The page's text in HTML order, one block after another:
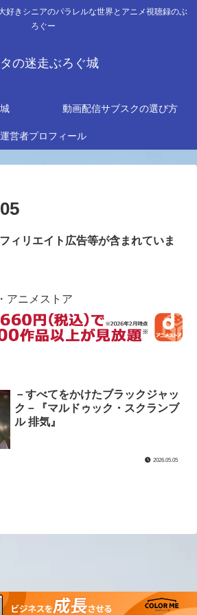
きシニアのパラレルな世界とアニメ視聴録のぶ
ろぐー
の迷走ぶろぐ城
動画配信サブスクの選び方
運営者プロフィール
ィリエイト広告等が含まれていま
アニメストア
－すべてをかけたブラックジャッ
ク－『マルドゥック・スクランブ
ル 排気』
2026.05.05